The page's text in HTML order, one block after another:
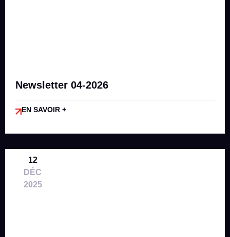
Newsletter 04-2026
EN SAVOIR +
12
DÉC
2025